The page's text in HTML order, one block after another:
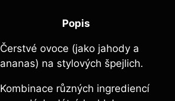
Popis
Čerstvé ovoce (jako jahody a
ananas) na stylových špejlich.
Kombinace různých ingrediencí